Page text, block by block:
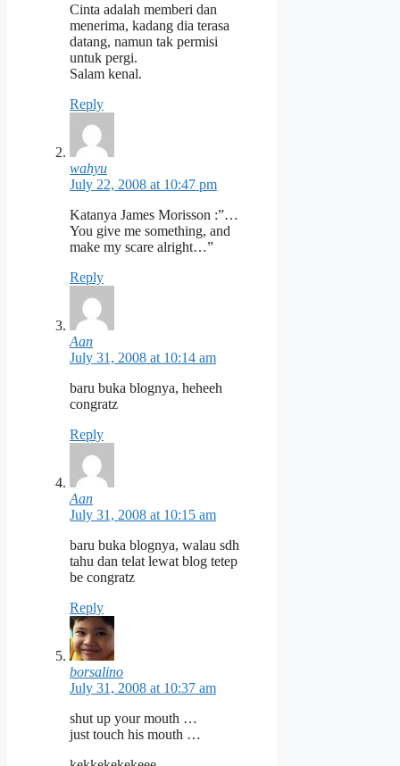
Cinta adalah memberi dan
menerima, kadang dia terasa
datang, namun tak permisi
untuk pergi.
Salam kenal.
Reply
wahyu
July 22, 2008 at 10:47 pm
Katanya James Morisson :”…
You give me something, and
make my scare alright…”
Reply
Aan
July 31, 2008 at 10:14 am
baru buka blognya, heheeh
congratz
Reply
Aan
July 31, 2008 at 10:15 am
baru buka blognya, walau sdh
tahu dan telat lewat blog tetep
be congratz
Reply
borsalino
July 31, 2008 at 10:37 am
shut up your mouth …
just touch his mouth …